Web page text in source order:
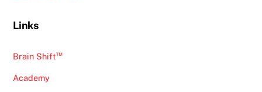
Links
Brain Shift™
Academy